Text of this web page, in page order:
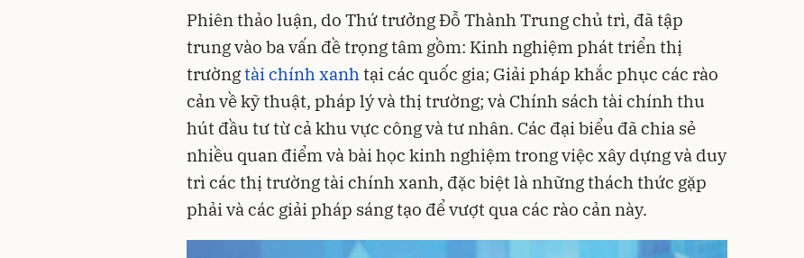
Phiên thảo luận, do Thứ trưởng Đỗ Thành Trung chủ trì, đã tập
trung vào ba vấn đề trọng tâm gồm: Kinh nghiệm phát triển thị
trườngtài chính xanh tại các quốc gia; Giải pháp khắc phục các rào
cản về kỹ thuật, pháp lý và thị trường; và Chính sách tài chính thu
hút đầu tư từ cả khu vực công và tư nhân. Các đại biểu đã chia sẻ
nhiều quan điểm và bài học kinh nghiệm trong việc xây dựng và duy
trì các thị trường tài chính xanh, đặc biệt là những thách thức gặp
phải và các giải pháp sáng tạo để vượt qua các rào cản này.